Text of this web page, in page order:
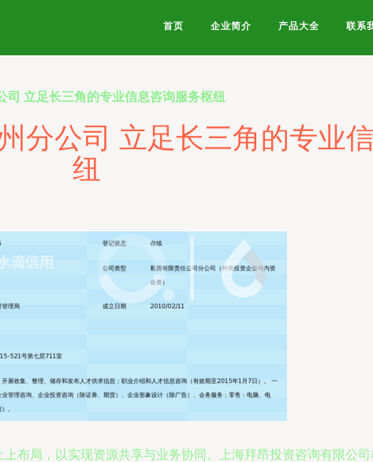
首页 企业简介 产品大全 联系
司 立足长三角的专业信息咨询服务枢纽
分公司 立足长三角的专业
纽
布局，以实现资源共享与业务协同。上海拜昂投资咨询有限公